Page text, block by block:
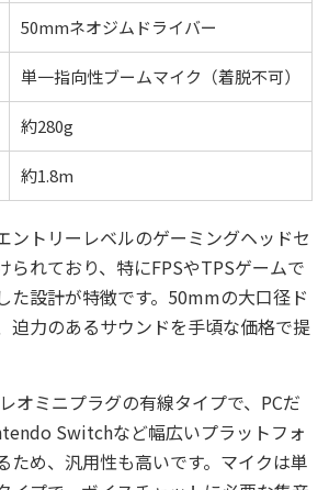
50mmネオジムドライバー
単一指向性ブームマイク（着脱不可）
約280g
約1.8m
ントリーレベルのゲーミングヘッドセ
られており、特にFPSやTPSゲームで
た設計が特徴です。50mmの大口径ド
迫力のあるサウンドを手頃な価格で提
オミニプラグの有線タイプで、PCだ
Switchなど幅広いプラットフォ
ため、汎用性も高いです。マイクは単